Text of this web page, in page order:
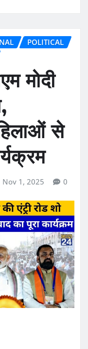
POLITICAL
मोदी
से
Nov 1, 2025 0